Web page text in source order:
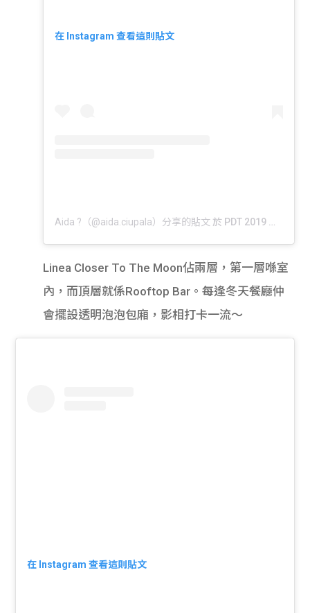
在 Instagram 查看這則貼文
Aida ?（@aida.ciupala）分享的貼文 於 PDT 2019 年 8月 月 6 日 上午 7:18
Linea Closer To The Moon佔兩層，第一層喺室
內，而頂層就係Rooftop Bar。每逢冬天餐廳仲
會擺設透明泡泡包廂，影相打卡一流～
在 Instagram 查看這則貼文